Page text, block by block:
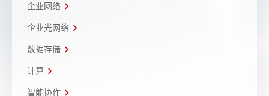
企业网络
企业光网络
数据存储
计算
智能协作